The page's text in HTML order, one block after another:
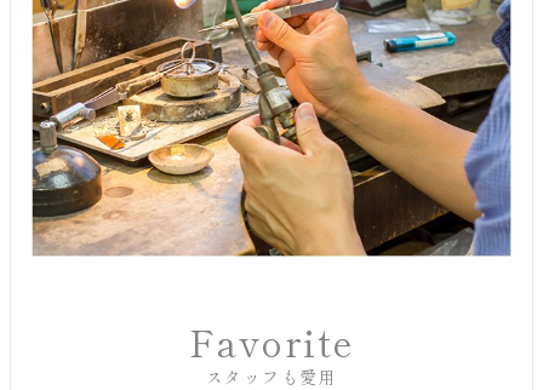
Favorite
スタッフも愛用